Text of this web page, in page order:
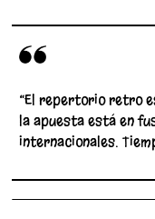
“El repertorio retro
la apuesta está en
internacionales.